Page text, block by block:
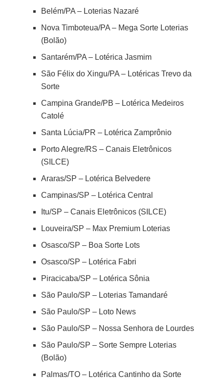
Belém/PA – Loterias Nazaré
Nova Timboteua/PA – Mega Sorte Loterias
(Bolão)
Santarém/PA – Lotérica Jasmim
São Félix do Xingu/PA – Lotéricas Trevo da
Sorte
Campina Grande/PB – Lotérica Medeiros
Catolé
Santa Lúcia/PR – Lotérica Zamprônio
Porto Alegre/RS – Canais Eletrônicos
(SILCE)
Araras/SP – Lotérica Belvedere
Campinas/SP – Lotérica Central
Itu/SP – Canais Eletrônicos (SILCE)
Louveira/SP – Max Premium Loterias
Osasco/SP – Boa Sorte Lots
Osasco/SP – Lotérica Fabri
Piracicaba/SP – Lotérica Sônia
São Paulo/SP – Loterias Tamandaré
São Paulo/SP – Loto News
São Paulo/SP – Nossa Senhora de Lourdes
São Paulo/SP – Sorte Sempre Loterias
(Bolão)
Palmas/TO – Lotérica Cantinho da Sorte